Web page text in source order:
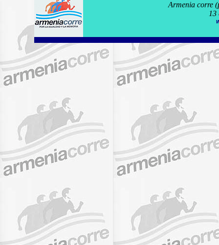
Armenia corre
13